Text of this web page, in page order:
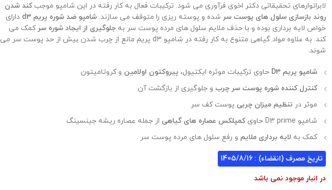
لابراتوارهای تحقیقاتی دکتر اخوی فرآوری می شود. ترکیبات فعال به کار رفته در این شامپو موجبکند شدن
روند بازسازی سلول های پوست سر شده و پوسته ریزی را متوقف می سازند.شامپو ضد شوره پریم d3
دارای
خواص لایه برداری بوده و با حذف ملایم سلول های مرده پوست سر بهجلوگیری از ایجاد شوره سر کمک می
کند. به علاوه مواد گیاهی متنوع به کار رفته در شامپو d3 پریم مانع از چرب شدن بیش از حد پوست سر می
شوند.
شامپو پریم D3 حاوی ترکیبات موثره ایکتیول، پیروکتون اولامین و کروتامیتون
کنترل کننده شوره پوست سر چرب و جلوگیری از بازگشت آن
موثر در تنظیم میزان چربی پوست کف سر
شامپو D3 prime حاوی
کمپلکس عصاره های گیاهی از جمله عصاره ریشه جینسینگ
کمک به لایه برداری ملایم و رفع سلول های مرده پوست سر
تاریخ مصرف (انقضاء) : 1405/8/16
در انبار موجود نمی باشد